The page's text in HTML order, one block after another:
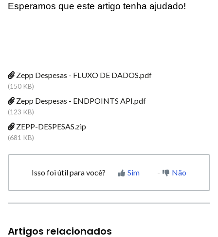
Esperamos que este artigo tenha ajudado!
Zepp Despesas - FLUXO DE DADOS.pdf
(150 KB)
Zepp Despesas - ENDPOINTS API.pdf
(123 KB)
ZEPP-DESPESAS.zip
(681 KB)
Isso foi útil para você? Sim Não
Artigos relacionados